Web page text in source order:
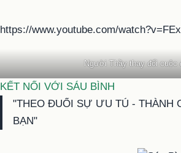
https://www.youtube.com/
Người Thầy thay đổi cuộc
KẾT NỐI VỚI SÁU BÌNH
"THEO ĐUỔI SỰ ƯU TÚ - THÀNH
BẠN"